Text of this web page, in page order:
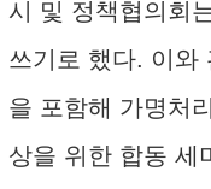
시 및 정책협의회
쓰기로 했다. 이와
을 포함해 가명처
상을 위한 합동 세